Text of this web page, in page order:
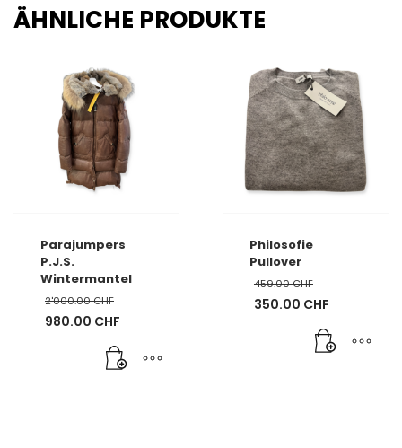
ÄHNLICHE PRODUKTE
Parajumpers
P.J.S.
Wintermantel
2'000.00CHF
Ursprünglicher
2'000.00 CHF
980.00 CHF
980.00 CHF.
Philosofie
Pullover
459.00CHF
Ursprünglicher
459.00 CHF
350.00 CHF
350.00 CHF.